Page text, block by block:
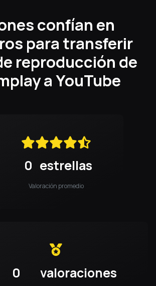
confían en
para transferir
reproducción de
a YouTube
0 estrellas
Valoración promedio
0 valoraciones